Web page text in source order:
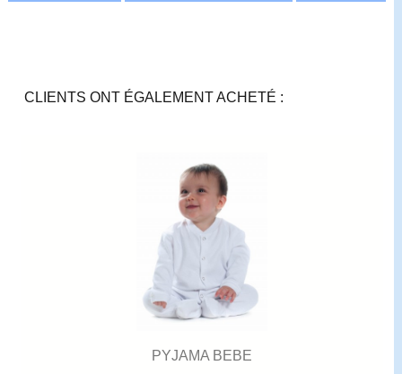
CLIENTS ONT ÉGALEMENT ACHETÉ :
PYJAMA BEBE